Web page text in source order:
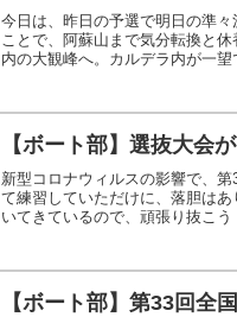
今日は、昨日の予選で明日の準
ことで、阿蘇山まで気分転換と
内の大観峰へ。カルデラ内が一望
【ボート部】選抜大会
新型コロナウィルスの影響で、
て練習していただけに、落胆は
いてきているので、頑張り抜こう
【ボート部】第33回